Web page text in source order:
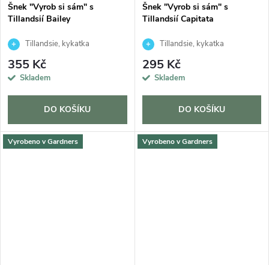
Šnek "Vyrob si sám" s
Tillandsií Bailey
Tillandsie, kykatka
355 Kč
Skladem
DO KOŠÍKU
Šnek "Vyrob si sám" s
Tillandsií Capitata
Tillandsie, kykatka
295 Kč
Skladem
DO KOŠÍKU
Vyrobeno v Gardners Vyrobeno v Gardners